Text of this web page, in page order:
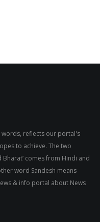
words, reflects our portal's
to achieve. The two
comes from Hindi and
word Sandesh means
& info portal about News